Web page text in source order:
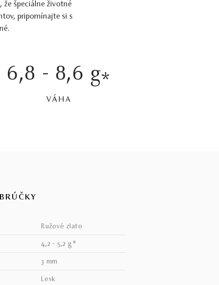
špeciálne životné
pripomínajte si s
6,8 - 8,6 g*
VÁHA
ružové zlato
4,2 - 5,2 g*
3 mm
lesk